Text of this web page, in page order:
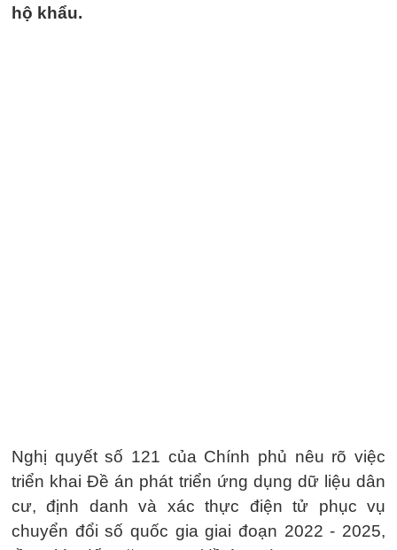
hộ khẩu.
Nghị quyết số 121 của Chính phủ nêu rõ việc
triển khai Đề án phát triển ứng dụng dữ liệu dân
cư, định danh và xác thực điện tử phục vụ
chuyển đổi số quốc gia giai đoạn 2022 - 2025,